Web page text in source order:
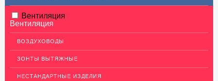
Нержавеющие трубы
ПВЛ-листы
Сетка из нержавейки
МЕДНЫЙ ПРОКАТ
Вентиляция
Вентиляция
ВОЗДУХОВОДЫ
ЗОНТЫ ВЫТЯЖНЫЕ
НЕСТАНДАРТНЫЕ ИЗДЕЛИЯ